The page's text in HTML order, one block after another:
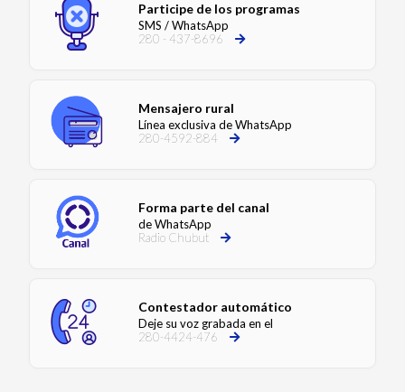
Participe de los programas
SMS / WhatsApp
280 - 437-8696
Mensajero rural
Línea exclusiva de WhatsApp
280-4592-884
Forma parte del canal
de WhatsApp
Radio Chubut
Contestador automático
Deje su voz grabada en el
280-4424-476